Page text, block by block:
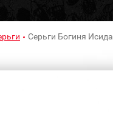
Серьги Богиня Исида